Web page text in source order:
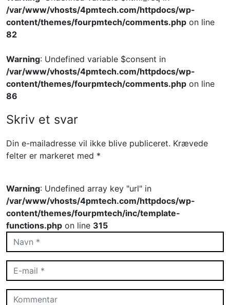
/var/www/vhosts/4pmtech.com/httpdocs/wp-
content/themes/fourpmtech/comments.php on line
82
Warning: Undefined variable $consent in
/var/www/vhosts/4pmtech.com/httpdocs/wp-
content/themes/fourpmtech/comments.php on line
86
Skriv et svar
Din e-mailadresse vil ikke blive publiceret. Krævede
felter er markeret med *
Warning: Undefined array key "url" in
/var/www/vhosts/4pmtech.com/httpdocs/wp-
content/themes/fourpmtech/inc/template-
functions.php on line 315